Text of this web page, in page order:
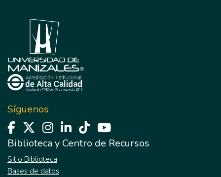
Síguenos
Biblioteca y Centro de Recursos
Sitio Biblioteca
Bases de datos